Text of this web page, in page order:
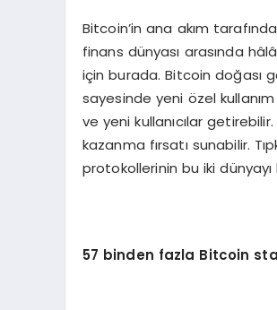
Bitcoin’in ana akım
finans dünyası arasında
için burada. Bitcoin doğası
sayesinde yeni özel
ve yeni kullanıcılar
kazanma fırsatı sunabilir.
protokollerinin bu iki
57 binden fazla Bitcoin